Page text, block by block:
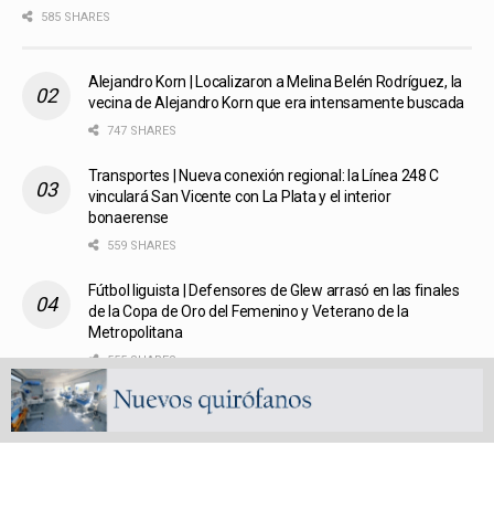
585 SHARES
Alejandro Korn | Localizaron a Melina Belén Rodríguez, la
vecina de Alejandro Korn que era intensamente buscada
747 SHARES
Transportes | Nueva conexión regional: la Línea 248 C
vinculará San Vicente con La Plata y el interior
bonaerense
559 SHARES
Fútbol liguista | Defensores de Glew arrasó en las finales
de la Copa de Oro del Femenino y Veterano de la
Metropolitana
555 SHARES
San Vicente, un Pueblo, un Partido | Capítulo 3: El traslado
del pueblo de San Vicente